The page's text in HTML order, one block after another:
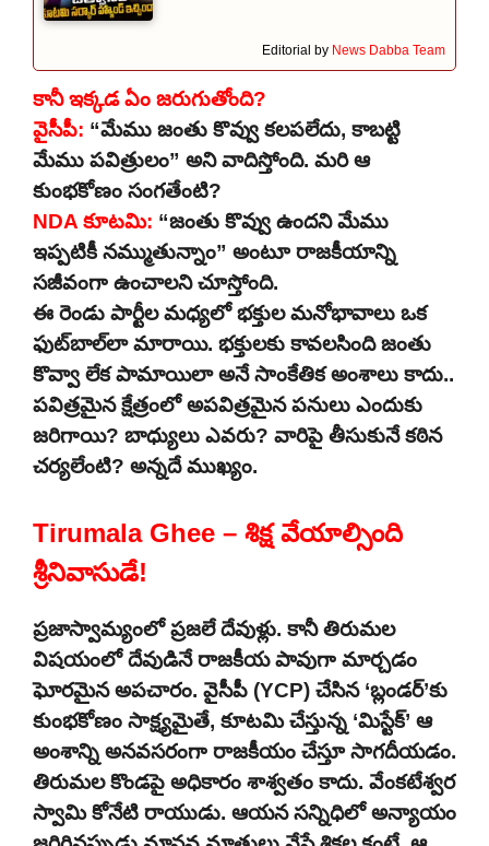
Editorial by News Dabba Team
కానీ ఇక్కడ ఏం జరుగుతోంది?
వైసీపీ: “మేము జంతు కొవ్వు కలపలేదు, కాబట్టి
మేము పవిత్రులం” అని వాదిస్తోంది. మరి ఆ
కుంభకోణం సంగతేంటి?
NDA కూటమి: “జంతు కొవ్వు ఉందని మేము
ఇప్పటికీ నమ్ముతున్నాం” అంటూ రాజకీయాన్ని
సజీవంగా ఉంచాలని చూస్తోంది.
ఈ రెండు పార్టీల మధ్యలో భక్తుల మనోభావాలు ఒక
ఫుట్‌బాల్‌లా మారాయి. భక్తులకు కావలసింది జంతు
కొవ్వా లేక పామాయిలా అనే సాంకేతిక అంశాలు కాదు..
పవిత్రమైన క్షేత్రంలో అపవిత్రమైన పనులు ఎందుకు
జరిగాయి? బాధ్యులు ఎవరు? వారిపై తీసుకునే కఠిన
చర్యలేంటి? అన్నదే ముఖ్యం.
Tirumala Ghee – శిక్ష వేయాల్సింది
శ్రీనివాసుడే!
ప్రజాస్వామ్యంలో ప్రజలే దేవుళ్లు. కానీ తిరుమల
విషయంలో దేవుడినే రాజకీయ పావుగా మార్చడం
ఘోరమైన అపచారం. వైసీపీ (YCP) చేసిన ‘బ్లండర్’కు
కుంభకోణం సాక్ష్యమైతే, కూటమి చేస్తున్న ‘మిస్టేక్’ ఆ
అంశాన్ని అనవసరంగా రాజకీయం చేస్తూ సాగదీయడం.
తిరుమల కొండపై అధికారం శాశ్వతం కాదు. వేంకటేశ్వర
స్వామి కోనేటి రాయుడు. ఆయన సన్నిధిలో అన్యాయం